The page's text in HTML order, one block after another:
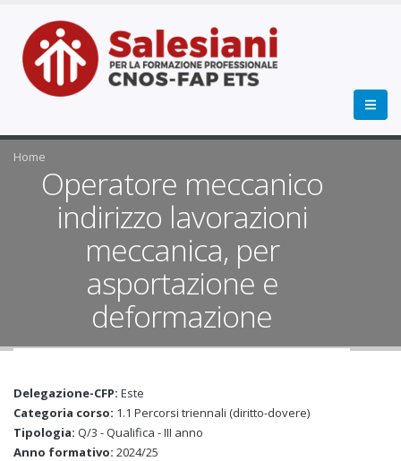
Home
Operatore meccanico
indirizzo lavorazioni
meccanica, per
asportazione e
deformazione
Delegazione-CFP: Este
Categoria corso: 1.1 Percorsi triennali (diritto-dovere)
Tipologia: Q/3 - Qualifica - III anno
Anno formativo: 2024/25